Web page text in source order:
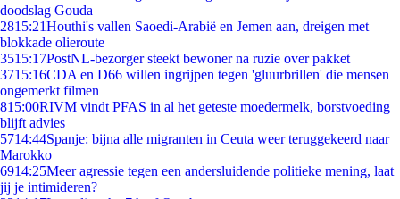
doodslag Gouda
2815:21Houthi's vallen Saoedi-Arabië en Jemen aan, dreigen met
blokkade olieroute
3515:17PostNL-bezorger steekt bewoner na ruzie over pakket
3715:16CDA en D66 willen ingrijpen tegen 'gluurbrillen' die mensen
ongemerkt filmen
815:00RIVM vindt PFAS in al het geteste moedermelk, borstvoeding
blijft advies
5714:44Spanje: bijna alle migranten in Ceuta weer teruggekeerd naar
Marokko
6914:25Meer agressie tegen een andersluidende politieke mening, laat
jij je intimideren?